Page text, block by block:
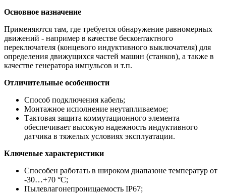
Основное назначение
Применяются там, где требуется обнаружение равномерных
движений - например в качестве бесконтактного
переключателя (концевого индуктивного выключателя) для
определения движущихся частей машин (станков), а также в
качестве генератора импульсов и т.п.
Отличительные особенности
Способ подключения кабель;
Монтажное исполнение неутапливаемое;
Тактовая защита коммутационного элемента
обеспечивает высокую надежность индуктивного
датчика в тяжелых условиях эксплуатации.
Ключевые характеристики
Способен работать в широком диапазоне температур от
-30…+70 °С;
Пылевлагонепроницаемость IP67;